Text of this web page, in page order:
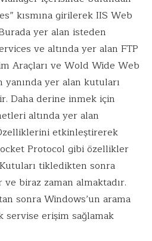
kısmına girilerek IIS Web
yer alan isteden
ve altında yer alan FTP
Araçları ve Wold Wide Web
yer alan kutuları
Daha derine inmek için
altında yer alan
etkinleştirerek
Protocol gibi özellikler
tikledikten sonra
biraz zaman almaktadır.
sonra Windows’un arama
servise erişim sağlamak